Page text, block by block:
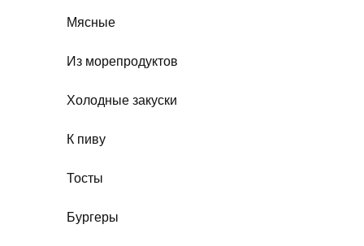
Мясные
Из морепродуктов
Холодные закуски
К пиву
Тосты
Бургеры